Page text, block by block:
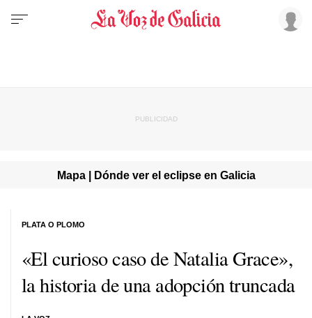
Mapa | Dónde ver el eclipse en Galicia
«El curioso caso de Natalia Grace»,
la historia de una adopción truncada
PLATA O PLOMO